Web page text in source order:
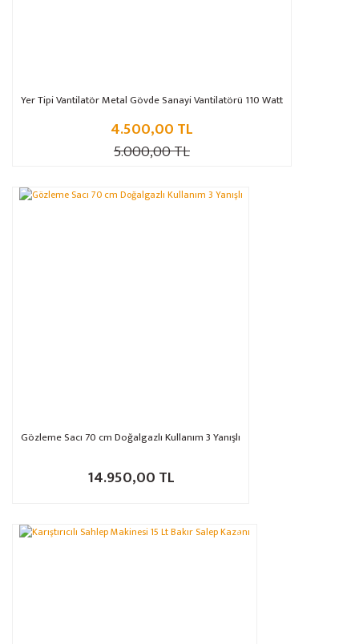
Yer Tipi Vantilatör Metal Gövde Sanayi Vantilatörü 110 Watt
4.500,00 TL
5.000,00 TL
Gözleme Sacı 70 cm Doğalgazlı Kullanım 3 Yanışlı
14.950,00 TL
%9